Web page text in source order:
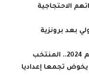
الاحتجاجية
بعد برونزية
الاقصائيات المؤهلة لكأس العالم 2024.. المنتخب
لأقل من 20 سنة يخوض تجمعا إعداديا